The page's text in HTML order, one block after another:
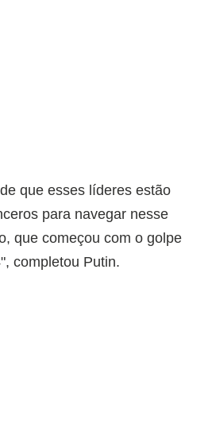
que esses líderes estão
para navegar nesse
que começou com o golpe
completou Putin.